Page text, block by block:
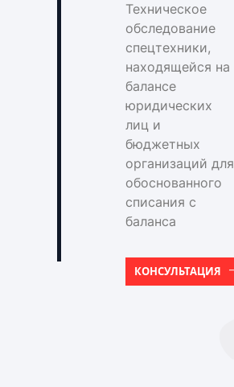
Техническое
обследование
спецтехники,
находящейся на
балансе
юридических
лиц и
бюджетных
организаций для
обоснованного
списания с
баланса
КОНСУЛЬТАЦИЯ